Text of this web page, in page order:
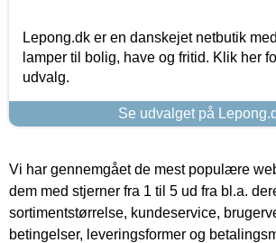
Lepong.dk er en danskejet netbutik
lamper til bolig, have og fritid. Klik her
udvalg.
Se udvalget på
Vi har gennemgået de mest populære
dem med stjerner fra 1 til 5 ud fra bl.a.
sortimentstørrelse, kundeservice,
betingelser, leveringsformer og